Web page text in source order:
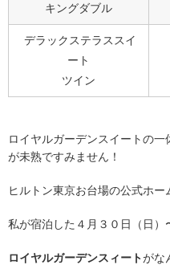
キングダブル
デラックステラススイ
ート
ツイン
ロイヤルガーデンスイートの
が未熟ですみません！
ヒルトン東京お台場の公式ホー
私が宿泊した４月３０日（日）
ロイヤルガーデンスィートがな